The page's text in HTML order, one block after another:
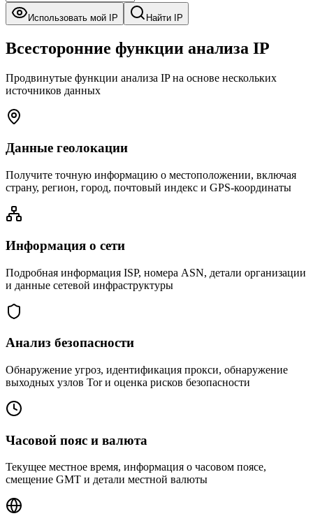
Использовать мой IP Найти IP
Всесторонние функции анализа IP
Продвинутые функции анализа IP на основе нескольких
источников данных
Данные геолокации
Получите точную информацию о местоположении, включая
страну, регион, город, почтовый индекс и GPS-координаты
Информация о сети
Подробная информация ISP, номера ASN, детали организации
и данные сетевой инфраструктуры
Анализ безопасности
Обнаружение угроз, идентификация прокси, обнаружение
выходных узлов Tor и оценка рисков безопасности
Часовой пояс и валюта
Текущее местное время, информация о часовом поясе,
смещение GMT и детали местной валюты